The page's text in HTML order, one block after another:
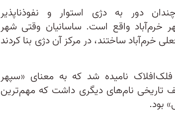
دور به دژی استوار و نفوذناپذیر
خرم‌آباد واقع است. ساسانیان وقتی شهر
خرم‌آباد ساختند، در مرکز آن دژی بنا کردند
فلک‌افلاک نامیده شد که به معنای «سپهر
تاریخی نام‌های دیگری داشت که مهم‌ترین
بود.